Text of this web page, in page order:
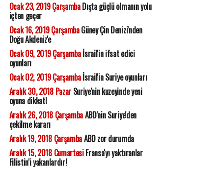
Ocak 23, 2019 ÇarşambaDışta güçlü olmanın yolu
içten geçer
Ocak 16, 2019 ÇarşambaGüney Çin Denizi'nden
Doğu Akdeniz'e
Ocak 09, 2019 Çarşambaİsrail'in ifsat edici
oyunları
Ocak 02, 2019 Çarşambaİsrail'in Suriye oyunları
Aralık 30, 2018 PazarSuriye'nin kuzeyinde yeni
oyuna dikkat!
Aralık 26, 2018 ÇarşambaABD'nin Suriye'den
çekilme kararı
Aralık 19, 2018 ÇarşambaABD zor durumda
Aralık 15, 2018 CumartesiFransa'yı yaktıranlar
Filistin'i yakanlardır!